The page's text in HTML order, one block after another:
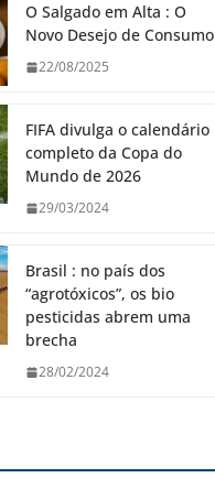
O Salgado em Alta : O
Novo Desejo de Consumo
22/08/2025
FIFA divulga o calendário
completo da Copa do
Mundo de 2026
29/03/2024
Brasil : no país dos
“agrotóxicos”, os bio
pesticidas abrem uma
brecha
28/02/2024